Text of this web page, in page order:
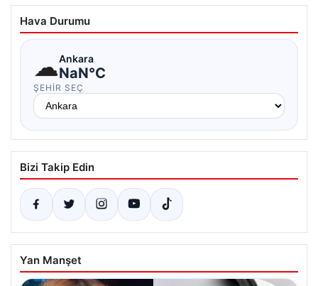
Hava Durumu
☁Ankara
NaN°C
ŞEHIR SEÇ
Bizi Takip Edin
Yan Manşet